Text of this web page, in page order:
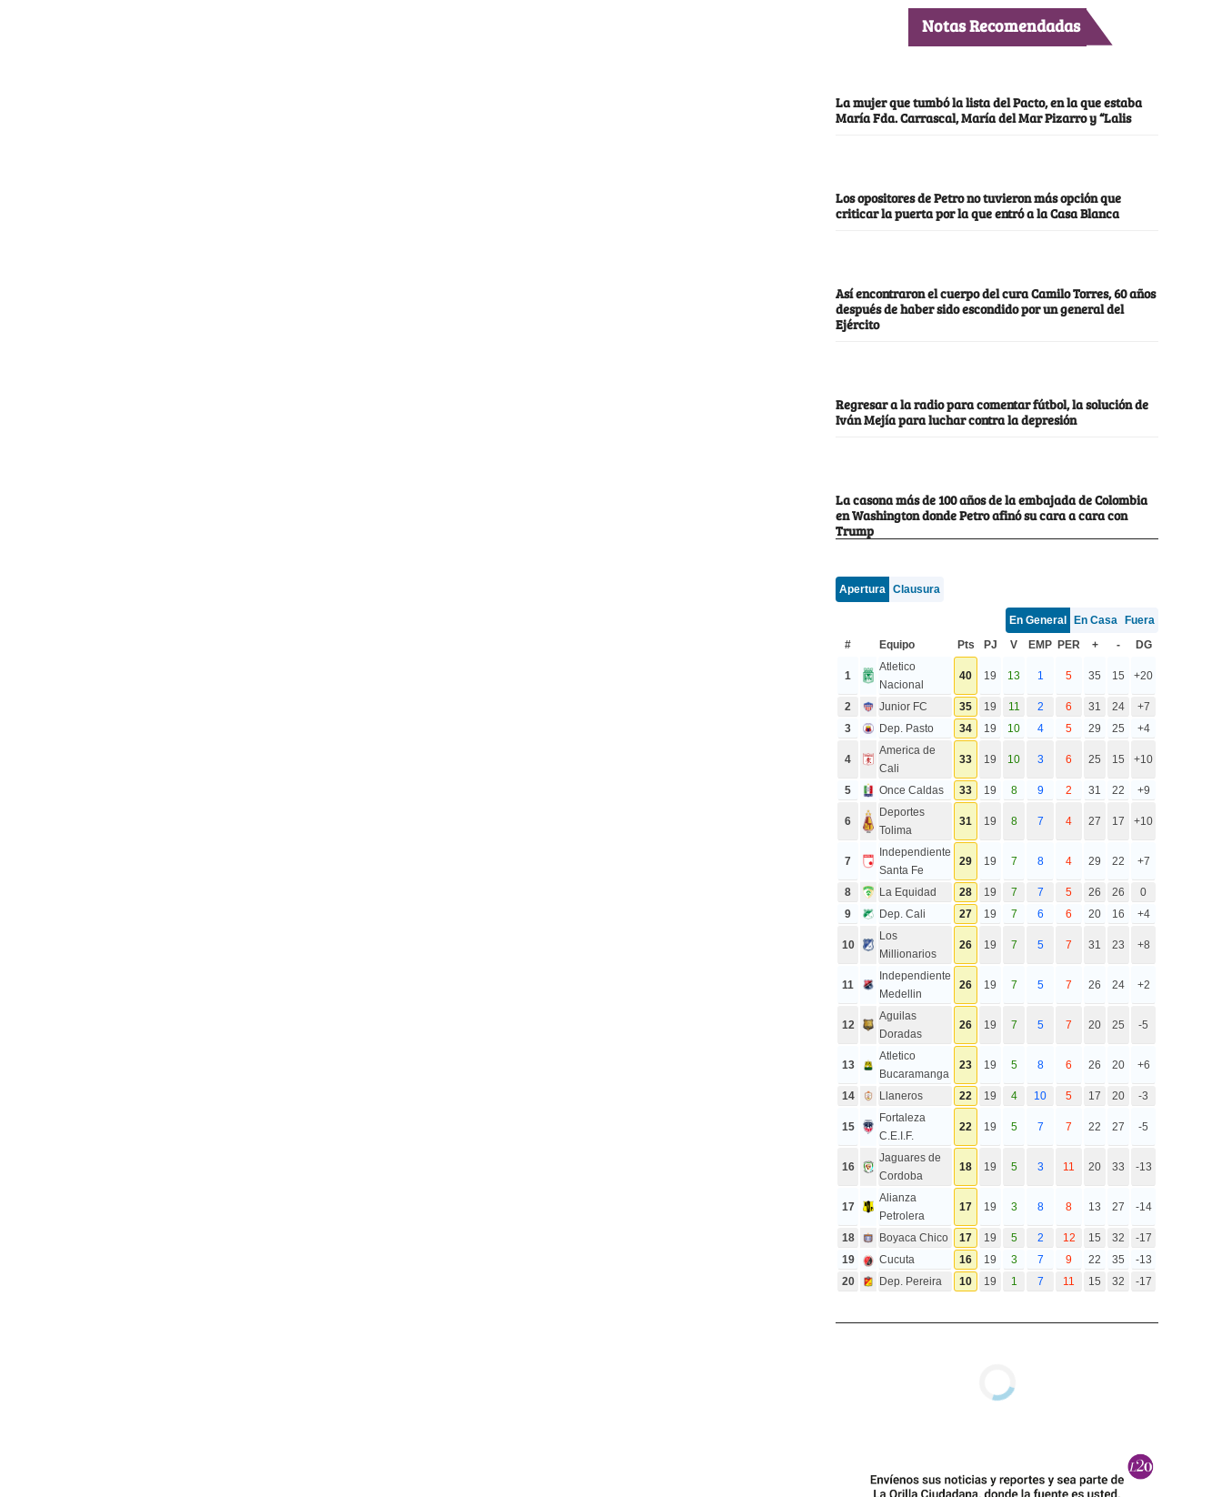
Notas Recomendadas
La mujer que tumbó la lista del Pacto, en la que estaba
María Fda. Carrascal, María del Mar Pizarro y “Lalis
Los opositores de Petro no tuvieron más opción que
criticar la puerta por la que entró a la Casa Blanca
Así encontraron el cuerpo del cura Camilo Torres, 60 años
después de haber sido escondido por un general del
Ejército
Regresar a la radio para comentar fútbol, la solución de
Iván Mejía para luchar contra la depresión
La casona más de 100 años de la embajada de Colombia
en Washington donde Petro afinó su cara a cara con
Trump
Apertura Clausura
En General En Casa
Fuera
#
Equipo Pts PJ V EMP PER + - DG
1
Atletico
Nacional
40 19 13 1 5 35 15 +20
2 Junior FC 35 19 11 2 6 31 24
+7
3
Dep. Pasto 34 19 10 4 5 29 25 +4
4
America de
Cali
33 19 10 3 6 25 15 +10
5 Once Caldas 33 19 8 9 2 31 22 +9
6
Deportes
Tolima
31 19 8 7 4 27 17 +10
7
Independiente
Santa Fe
29 19 7 8 4 29 22 +7
8 La Equidad 28 19 7 7 5 26 26
0
9
Dep. Cali 27 19 7 6 6 20 16 +4
10
Los
Millionarios
26 19 7 5 7 31 23 +8
11
Independiente
Medellin
26 19 7 5 7 26 24 +2
12
Aguilas
Doradas
26 19 7 5 7 20 25 -5
13
Atletico
Bucaramanga
23 19 5 8 6 26 20 +6
14 Llaneros 22 19 4 10 5 17 20 -3
15
Fortaleza
C.E.I.F.
22 19 5 7 7 22 27 -5
16
Jaguares de
Cordoba
18 19 5 3 11 20 33 -13
17
Alianza
Petrolera
17 19 3 8 8 13 27 -14
18 Boyaca Chico 17 19 5 2 12 15 32
-17
19
Cucuta 16 19 3 7 9 22 35
-13
20
Dep. Pereira 10 19 1 7 11 15 32 -17